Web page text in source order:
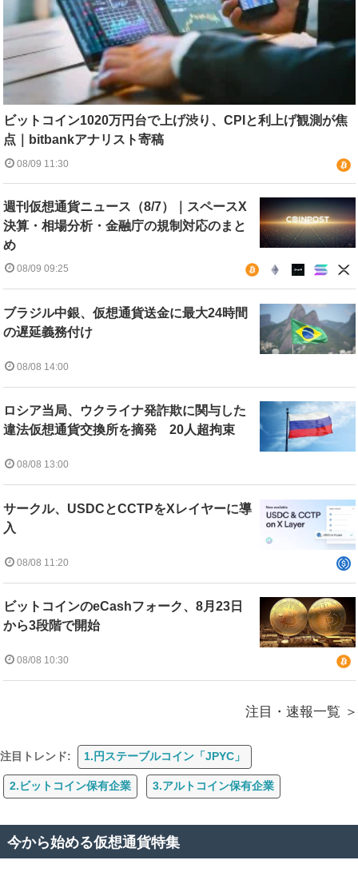
ビットコイン1020万円台で上げ渋り、CPIと利上げ観測が焦
点｜bitbankアナリスト寄稿
08/09 11:30
週刊仮想通貨ニュース（8/7）｜スペースX
決算・相場分析・金融庁の規制対応のまと
め
08/09 09:25
ブラジル中銀、仮想通貨送金に最大24時間
の遅延義務付け
08/08 14:00
ロシア当局、ウクライナ発詐欺に関与した
違法仮想通貨交換所を摘発 20人超拘束
08/08 13:00
サークル、USDCとCCTPをXレイヤーに導
入
08/08 11:20
ビットコインのeCashフォーク、8月23日
から3段階で開始
08/08 10:30
注目・速報一覧
注目トレンド: 1.円ステーブルコイン「JPYC」
2.ビットコイン保有企業 3.アルトコイン保有企業
今から始める仮想通貨特集